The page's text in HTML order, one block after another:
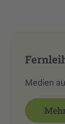
Medien